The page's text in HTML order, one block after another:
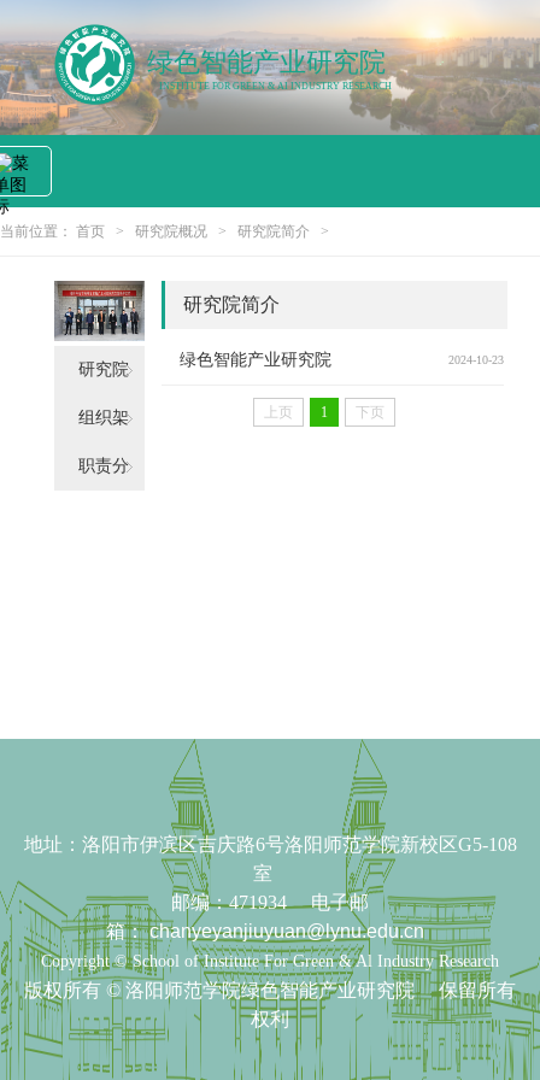
绿色智能产业研究院
INSTITUTE FOR GREEN & AI INDUSTRY RESEARCH
首页
概况 地 作
首页
研究院概况
党建园地
科学研究
当前位置： 首页 > 研究院概况 > 研究院简介 >
研究院
简介
组织架
构
职责分
研究院简介
绿色智能产业研究院 2024-10-23
上页 1 下页
地址： 洛阳市伊滨区吉庆路6号洛阳师范学院新校区G5-108
室
邮编：471934 电子邮
箱：chanyeyanjiuyuan@lynu.edu.cn
Copyright © School of Institute For Green & Al Industry Research
版权所有 © 洛阳师范学院绿色智能产业研究院 保留所有
权利